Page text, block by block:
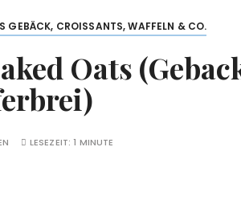
GEBÄCK, CROISSANTS, WAFFELN & CO.
Oats
LESEZEIT:1 MINUTE